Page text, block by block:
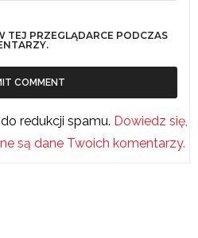
TEJ PRZEGLĄDARCE PODCZAS
redukcji spamu. Dowiedz się,
są dane Twoich komentarzy.